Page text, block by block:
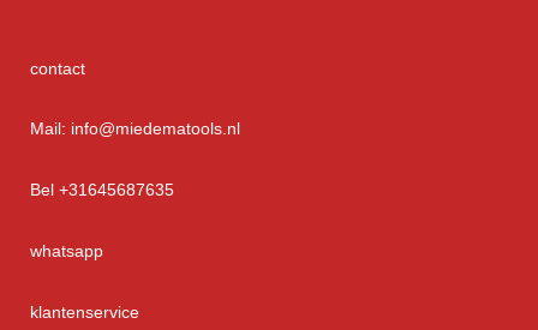
contact
Mail: info@miedematools.nl
Bel +31645687635
whatsapp
klantenservice